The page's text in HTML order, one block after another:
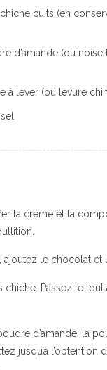
cuits (en
d’amande (ou
à lever (ou levure
la crème et la
ajoutez le chocolat et
chiche. Passez le tout
d’amande, la
jusqu’à l’obtention